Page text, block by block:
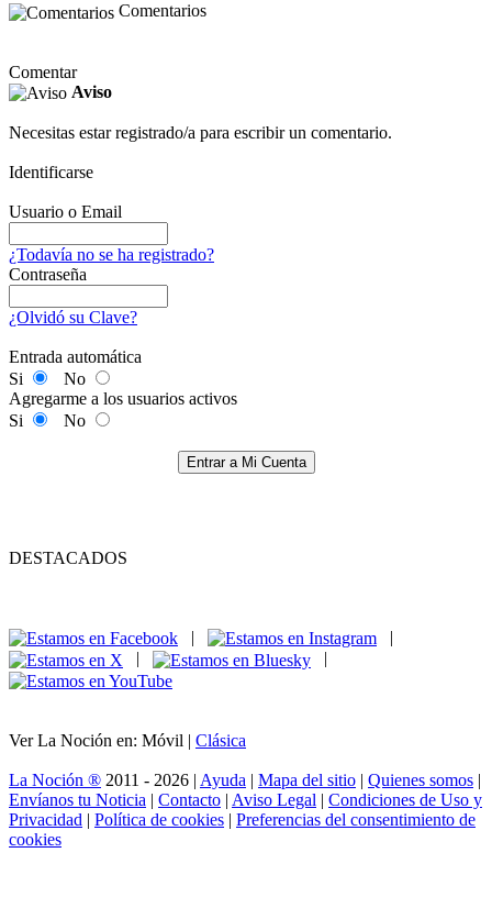
Comentarios
Comentar
Aviso
Necesitas estar registrado/a para escribir un comentario.
Identificarse
Usuario o Email
¿Todavía no se ha registrado?
Contraseña
¿Olvidó su Clave?
Entrada automática
Si
No
Agregarme a los usuarios activos
Si
No
Entrar a Mi Cuenta
DESTACADOS
|
|
|
|
Ver La Noción en: Móvil | Clásica
La Noción ® 2011 - 2026 | Ayuda | Mapa del sitio | Quienes somos |
Envíanos tu Noticia | Contacto | Aviso Legal | Condiciones de Uso y
Privacidad | Política de cookies | Preferencias del consentimiento de
cookies